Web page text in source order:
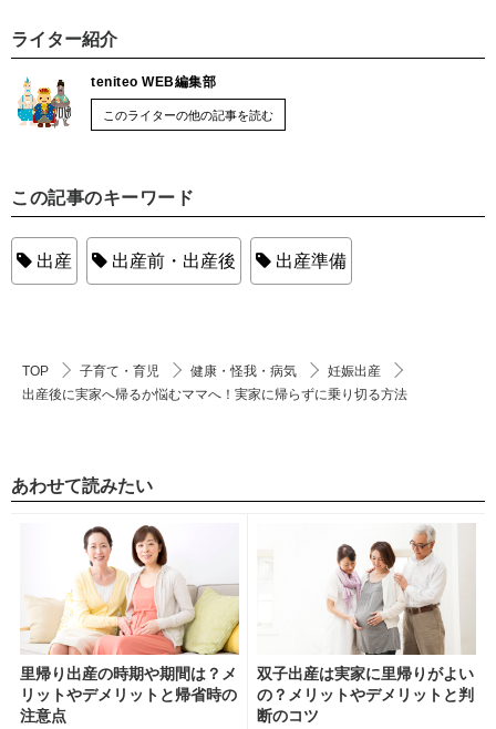
ライター紹介
teniteo WEB編集部
このライターの他の記事を読む
この記事のキーワード
出産 出産前・出産後 出産準備
TOP 子育て・育児 健康・怪我・病気
妊娠出産
出産後に実家へ帰るか悩むママへ！実家に帰らずに乗り切る方法
あわせて読みたい
里帰り出産の時期や期間は？メ
リットやデメリットと帰省時の
注意点
双子出産は実家に里帰りがよい
の？メリットやデメリットと判
断のコツ